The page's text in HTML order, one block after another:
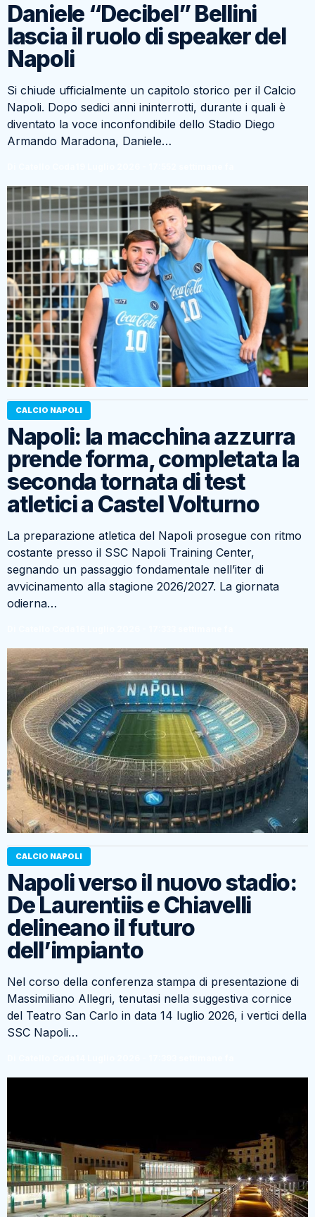
Daniele “Decibel” Bellini
lascia il ruolo di speaker del
Napoli
Si chiude ufficialmente un capitolo storico per il Calcio
Napoli. Dopo sedici anni ininterrotti, durante i quali è
diventato la voce inconfondibile dello Stadio Diego
Armando Maradona, Daniele…
CALCIO NAPOLI
Napoli: la macchina azzurra
prende forma, completata la
seconda tornata di test
atletici a Castel Volturno
La preparazione atletica del Napoli prosegue con ritmo
costante presso il SSC Napoli Training Center,
segnando un passaggio fondamentale nell’iter di
avvicinamento alla stagione 2026/2027. La giornata
odierna…
CALCIO NAPOLI
Napoli verso il nuovo stadio:
De Laurentiis e Chiavelli
delineano il futuro
dell’impianto
Nel corso della conferenza stampa di presentazione di
Massimiliano Allegri, tenutasi nella suggestiva cornice
del Teatro San Carlo in data 14 luglio 2026, i vertici della
SSC Napoli…